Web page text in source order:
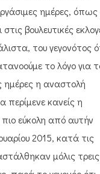
ημέρες, όπως
βουλευτικές
του γεγονότος
το λόγο για
ημέρες η αναστολή
περίμενε κανείς η
εύκολη από αυτήν
2015, κατά τις
μόλις τρεις